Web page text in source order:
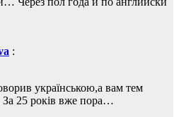
:
українською,а вам тем
За 25 років вже пора…